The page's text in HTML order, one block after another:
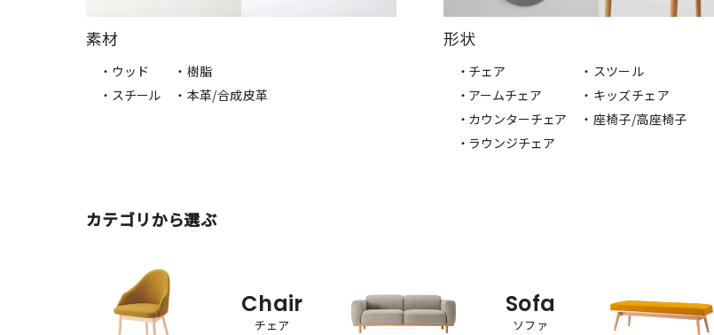
素材
・ウッド
・スチール
・樹脂
・本革/合成皮革
形状
・チェア
・アームチェア
・カウンターチェア
・ラウンジチェア
・スツール
・キッズチェア
・座椅子/高座椅子
カテゴリから選ぶ
Chair
チェア
Sofa
ソファ